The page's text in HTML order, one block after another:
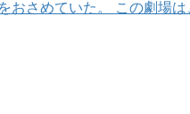
おさめていた。 この劇場